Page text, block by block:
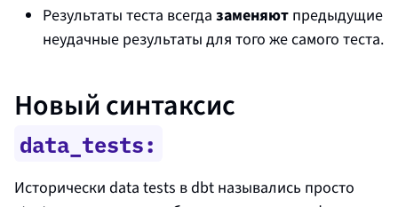
Результаты теста всегда заменяют предыдущие
неудачные результаты для того же самого теста.
Новый синтаксис
data_tests:
Исторически data tests в dbt назывались просто